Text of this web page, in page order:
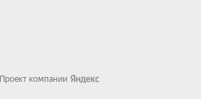
Проект компании